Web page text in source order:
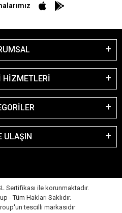
HİZMETLERİ
ULAŞIN
Sertifikası ile korunmaktadır.
- Tüm Hakları Saklıdır.
tescilli markasıdır